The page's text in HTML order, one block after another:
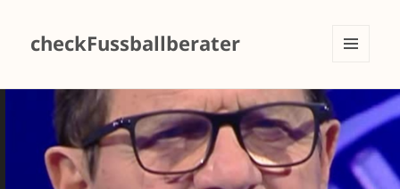
checkFussballberater
UND
WIDGETS